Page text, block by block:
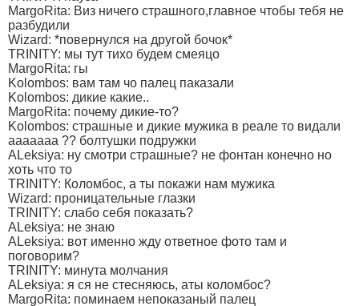
MargoRita: Виз ничего страшного,главное чтобы тебя не
разбудили
Wizard: *повернулся на другой бочок*
TRINITY: мы тут тихо будем смеяцо
MargoRita: гы
Kolombos: вам там чо палец паказали
Kolombos: дикие какие..
MargoRita: почему дикие-то?
Kolombos: страшные и дикие мужика в реале то видали
ааааааа ?? болтушки подружки
ALeksiya: ну смотри страшные? не фонтан конечно но
хоть что то
TRINITY: Коломбос, а ты покажи нам мужика
Wizard: проницательные глазки
TRINITY: слабо себя показать?
ALeksiya: не знаю
ALeksiya: вот именно жду ответное фото там и
поговорим?
TRINITY: минута молчания
ALeksiya: я ся не стесняюсь, аты коломбос?
MargoRita: поминаем непоказаный палец